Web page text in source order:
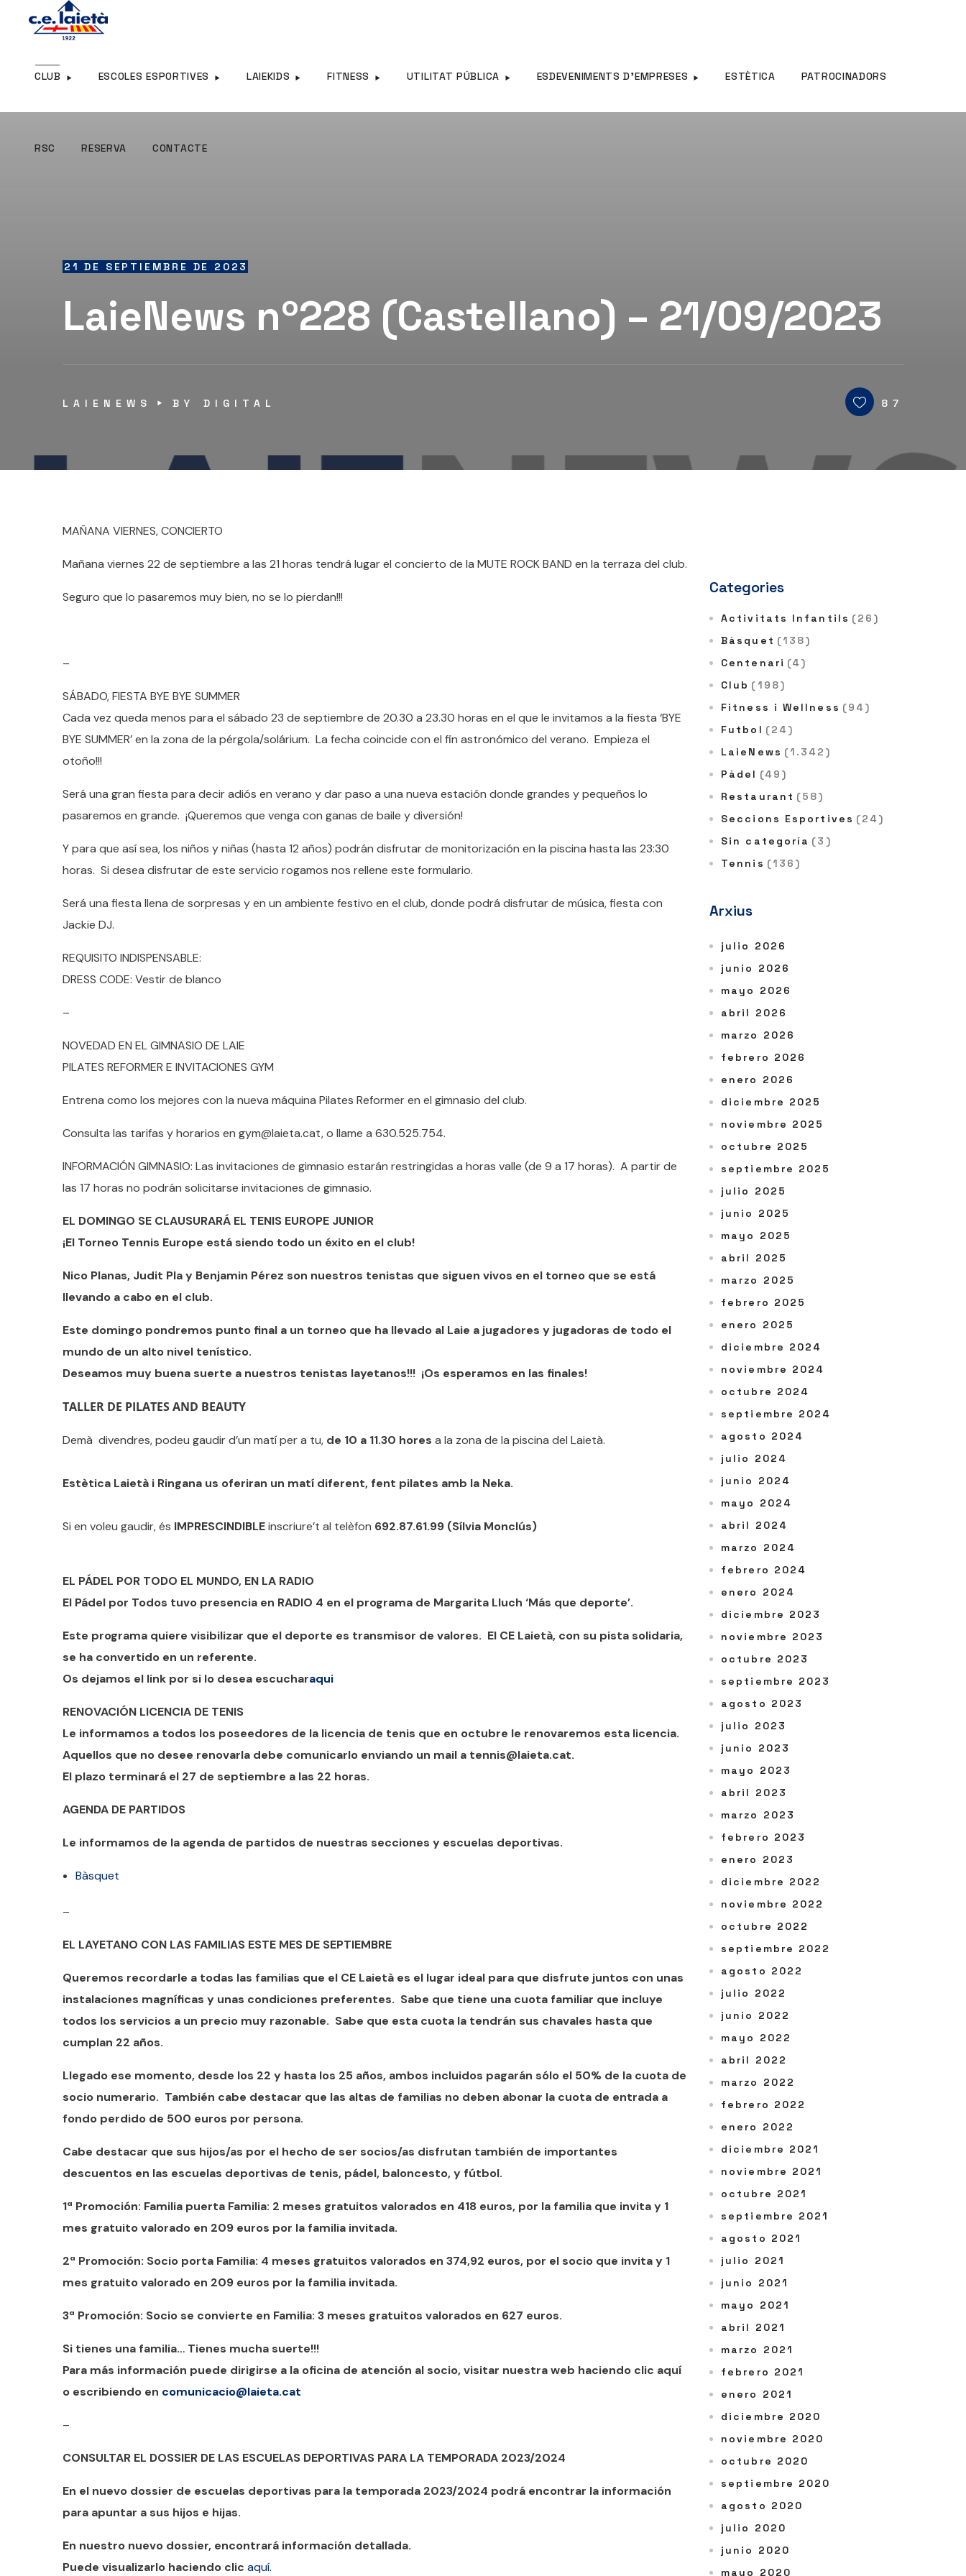
CLUB ESCOLES ESPORTIVES LAIEKIDS FITNESS UTILITAT PÚBLICA ESDEVENIMENTS D’EMPRESES ESTÈTICA PATROCINADORS
RSC RESERVA CONTACTE
RSC RESERVA
21 DE SEPTIEMBRE DE 2023
LaieNews nº228 (Castellano) – 21/09/2023
LAIENEWS BY DIGITAL 87
MAÑANA VIERNES, CONCIERTO
Mañana viernes 22 de septiembre a las 21 horas tendrá lugar el concierto de la MUTE ROCK BAND en la terraza del club.
Seguro que lo pasaremos muy bien, no se lo pierdan!!!
–
SÁBADO, FIESTA BYE BYE SUMMER
Cada vez queda menos para el sábado 23 de septiembre de 20.30 a 23.30 horas en el que le invitamos a la fiesta ‘BYE
BYE SUMMER’ en la zona de la pérgola/solárium. La fecha coincide con el fin astronómico del verano. Empieza el
otoño!!!
Será una gran fiesta para decir adiós en verano y dar paso a una nueva estación donde grandes y pequeños lo
pasaremos en grande. ¡Queremos que venga con ganas de baile y diversión!
Y para que así sea, los niños y niñas (hasta 12 años) podrán disfrutar de monitorización en la piscina hasta las 23:30
horas. Si desea disfrutar de este servicio rogamos nos rellene este formulario.
Será una fiesta llena de sorpresas y en un ambiente festivo en el club, donde podrá disfrutar de música, fiesta con
Jackie DJ.
REQUISITO INDISPENSABLE:
DRESS CODE: Vestir de blanco
–
NOVEDAD EN EL GIMNASIO DE LAIE
PILATES REFORMER E INVITACIONES GYM
Entrena como los mejores con la nueva máquina Pilates Reformer en el gimnasio del club.
Consulta las tarifas y horarios en gym@laieta.cat, o llame a 630.525.754.
INFORMACIÓN GIMNASIO: Las invitaciones de gimnasio estarán restringidas a horas valle (de 9 a 17 horas). A partir de
las 17 horas no podrán solicitarse invitaciones de gimnasio.
EL DOMINGO SE CLAUSURARÁ EL TENIS EUROPE JUNIOR
¡El Torneo Tennis Europe está siendo todo un éxito en el club!
Nico Planas, Judit Pla y Benjamin Pérez son nuestros tenistas que siguen vivos en el torneo que se está
llevando a cabo en el club.
Este domingo pondremos punto final a un torneo que ha llevado al Laie a jugadores y jugadoras de todo el
mundo de un alto nivel tenístico.
Deseamos muy buena suerte a nuestros tenistas layetanos!!! ¡Os esperamos en las finales!
TALLER DE PILATES AND BEAUTY
Demà divendres, podeu gaudir d’un matí per a tu, de 10 a 11.30 hores a la zona de la piscina del Laietà.
Estètica Laietà i Ringana us oferiran un matí diferent, fent pilates amb la Neka.
Si en voleu gaudir, és IMPRESCINDIBLEinscriure’t al telèfon 692.87.61.99 (Sílvia Monclús)
EL PÁDEL POR TODO EL MUNDO, EN LA RADIO
El Pádel por Todos tuvo presencia en RADIO 4 en el programa de Margarita Lluch ‘Más que deporte’.
Este programa quiere visibilizar que el deporte es transmisor de valores. El CE Laietà, con su pista solidaria,
se ha convertido en un referente.
Os dejamos el link por si lo desea escucharaqui
RENOVACIÓN LICENCIA DE TENIS
Le informamos a todos los poseedores de la licencia de tenis que en octubre le renovaremos esta licencia.
Aquellos que no desee renovarla debe comunicarlo enviando un mail a tennis@laieta.cat.
El plazo terminará el 27 de septiembre a las 22 horas.
AGENDA DE PARTIDOS
Le informamos de la agenda de partidos de nuestras secciones y escuelas deportivas.
Bàsquet
–
EL LAYETANO CON LAS FAMILIAS ESTE MES DE SEPTIEMBRE
Queremos recordarle a todas las familias que el CE Laietà es el lugar ideal para que disfrute juntos con unas
instalaciones magníficas y unas condiciones preferentes. Sabe que tiene una cuota familiar que incluye
todos los servicios a un precio muy razonable. Sabe que esta cuota la tendrán sus chavales hasta que
cumplan 22 años.
Llegado ese momento, desde los 22 y hasta los 25 años, ambos incluidos pagarán sólo el 50% de la cuota de
socio numerario. También cabe destacar que las altas de familias no deben abonar la cuota de entrada a
fondo perdido de 500 euros por persona.
Cabe destacar que sus hijos/as por el hecho de ser socios/as disfrutan también de importantes
descuentos en las escuelas deportivas de tenis, pádel, baloncesto, y fútbol.
1ª Promoción: Familia puerta Familia: 2 meses gratuitos valorados en 418 euros, por la familia que invita y 1
mes gratuito valorado en 209 euros por la familia invitada.
2ª Promoción: Socio porta Familia: 4 meses gratuitos valorados en 374,92 euros, por el socio que invita y 1
mes gratuito valorado en 209 euros por la familia invitada.
3ª Promoción: Socio se convierte en Familia: 3 meses gratuitos valorados en 627 euros.
Si tienes una familia… Tienes mucha suerte!!!
Para más información puede dirigirse a la oficina de atención al socio, visitar nuestra web haciendo clic aquí
o escribiendo en comunicacio@laieta.cat
–
CONSULTAR EL DOSSIER DE LAS ESCUELAS DEPORTIVAS PARA LA TEMPORADA 2023/2024
En el nuevo dossier de escuelas deportivas para la temporada 2023/2024 podrá encontrar la información
para apuntar a sus hijos e hijas.
En nuestro nuevo dossier, encontrará información detallada.
Puede visualizarlo haciendo clic aquí.
Categories
Activitats Infantils (26)
Bàsquet (138)
Centenari (4)
Club (198)
Fitness i Wellness (94)
Futbol (24)
LaieNews (1.342)
Pàdel (49)
Restaurant (58)
Seccions Esportives (24)
Sin categoría (3)
Tennis (136)
Arxius
julio 2026
junio 2026
mayo 2026
abril 2026
marzo 2026
febrero 2026
enero 2026
diciembre 2025
noviembre 2025
octubre 2025
septiembre 2025
julio 2025
junio 2025
mayo 2025
abril 2025
marzo 2025
febrero 2025
enero 2025
diciembre 2024
noviembre 2024
octubre 2024
septiembre 2024
agosto 2024
julio 2024
junio 2024
mayo 2024
abril 2024
marzo 2024
febrero 2024
enero 2024
diciembre 2023
noviembre 2023
octubre 2023
septiembre 2023
agosto 2023
julio 2023
junio 2023
mayo 2023
abril 2023
marzo 2023
febrero 2023
enero 2023
diciembre 2022
noviembre 2022
octubre 2022
septiembre 2022
agosto 2022
julio 2022
junio 2022
mayo 2022
abril 2022
marzo 2022
febrero 2022
enero 2022
diciembre 2021
noviembre 2021
octubre 2021
septiembre 2021
agosto 2021
julio 2021
junio 2021
mayo 2021
abril 2021
marzo 2021
febrero 2021
enero 2021
diciembre 2020
noviembre 2020
octubre 2020
septiembre 2020
agosto 2020
julio 2020
junio 2020
mayo 2020